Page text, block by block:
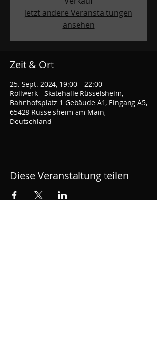
Jetzt andere Veranstaltungen
ansehen
Zeit & Ort
25. Sept. 2024, 19:00 – 22:00
Rollwerk - Skatehalle Rüsselsheim,
Bahnhofsplatz 1 Gebäude A1, Eingang A5,
65428 Rüsselsheim am Main,
Deutschland
Diese Veranstaltung teilen